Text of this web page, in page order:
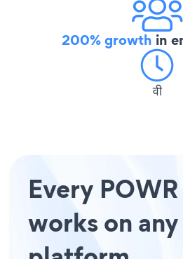
200% growth in
वी
Every
works on any